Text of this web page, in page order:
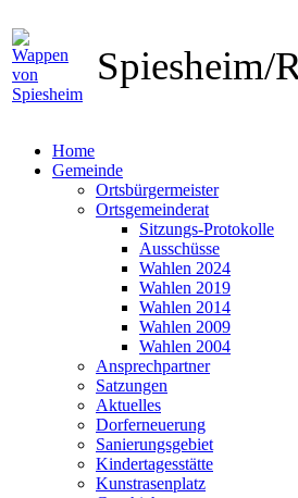
Spiesheim/
Home
Gemeinde
Ortsbürgermeister
Ortsgemeinderat
Sitzungs-Protokolle
Ausschüsse
Wahlen 2024
Wahlen 2019
Wahlen 2014
Wahlen 2009
Wahlen 2004
Ansprechpartner
Satzungen
Aktuelles
Dorferneuerung
Sanierungsgebiet
Kindertagesstätte
Kunstrasenplatz